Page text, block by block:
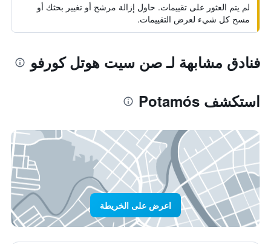
لم يتم العثور على تقييمات. حاول إزالة مرشح أو تغيير بحثك أو
مسح كل شيء لعرض التقييمات.
فنادق مشابهة لـ صن سيت هوتل كورفو
استكشف Potamós
اعرض على الخريطة